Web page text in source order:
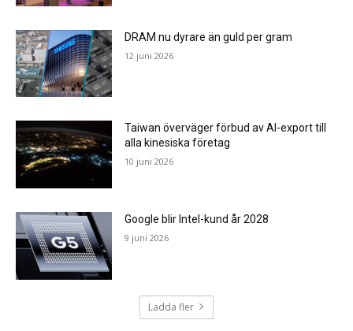
DRAM nu dyrare än guld per gram
12 juni 2026
Taiwan överväger förbud av AI-export till
alla kinesiska företag
10 juni 2026
Google blir Intel-kund år 2028
9 juni 2026
Ladda fler